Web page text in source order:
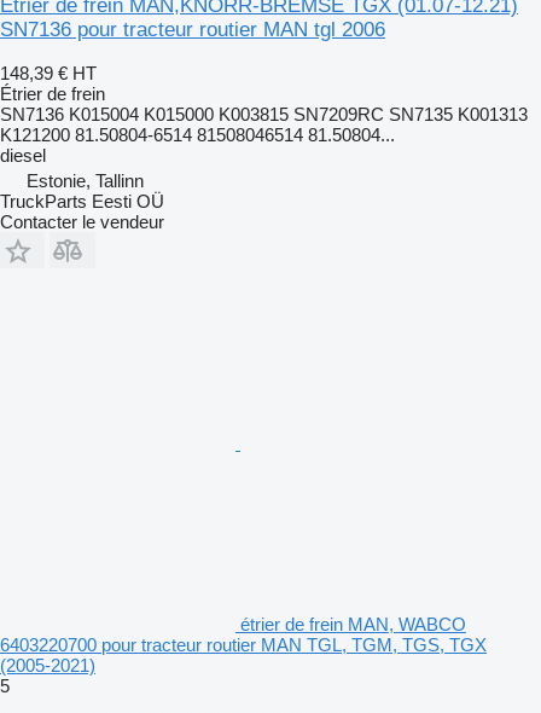
Étrier de frein MAN,KNORR-BREMSE TGX (01.07-12.21)
SN7136 pour tracteur routier MAN tgl 2006
148,39 € HT
Étrier de frein
SN7136 K015004 K015000 K003815 SN7209RC SN7135 K001313
K121200 81.50804-6514 81508046514 81.50804...
diesel
Estonie, Tallinn
TruckParts Eesti OÜ
Contacter le vendeur
étrier de frein MAN, WABCO
6403220700 pour tracteur routier MAN TGL, TGM, TGS, TGX
(2005-2021)
5